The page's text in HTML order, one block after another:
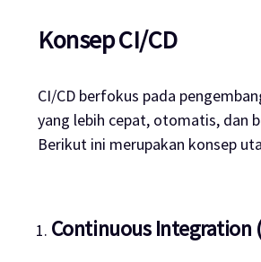
Konsep CI/CD
CI/CD berfokus pada
yang lebih cepat, otomatis, dan
Berikut ini merupakan konsep
Continuous Integration